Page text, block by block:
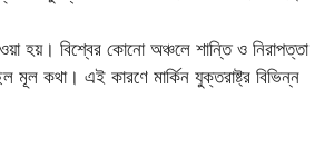
হয়। বিশ্বের কোনো অঞ্চলে শান্তি ও নিরাপত্তা
মূল কথা। এই কারণে মার্কিন যুক্তরাষ্ট্র বিভিন্ন